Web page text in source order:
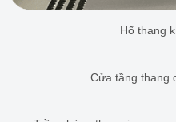
Hố thang
Cửa tầng thang